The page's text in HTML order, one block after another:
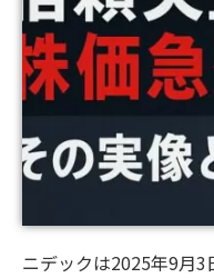
ニデックは2025年9月